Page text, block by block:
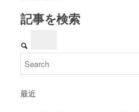
記事を検索
最近